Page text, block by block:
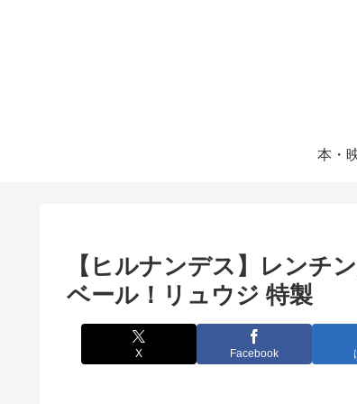
本・
【ヒルナンデス】レンチ
ベール！リュウジ 特製
X Facebook